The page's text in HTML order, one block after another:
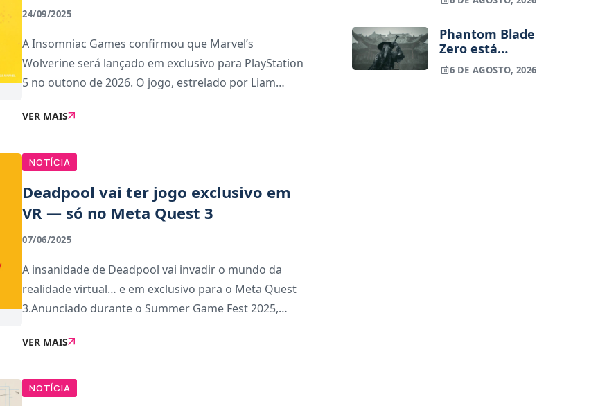
24/09/2025
A Insomniac Games confirmou que Marvel’s
Wolverine será lançado em exclusivo para PlayStation
5 no outono de 2026. O jogo, estrelado por Liam
mais sombria e brutal do estúdio desde Marvel’s Spid
VER MAIS
NOTÍCIA
Deadpool vai ter jogo exclusivo em
VR — só no Meta Quest 3
07/06/2025
A insanidade de Deadpool vai invadir o mundo da
realidade virtual… e em exclusivo para o Meta Quest
3.Anunciado durante o Summer Game Fest 2025,
violenta, cheia de palavrões e nonsense —
VER MAIS
NOTÍCIA
setembro e vai
um jogo novo
Phantom Blade
Zero está
terminado, pré-
vendas começam
6 DE AGOSTO, 2026